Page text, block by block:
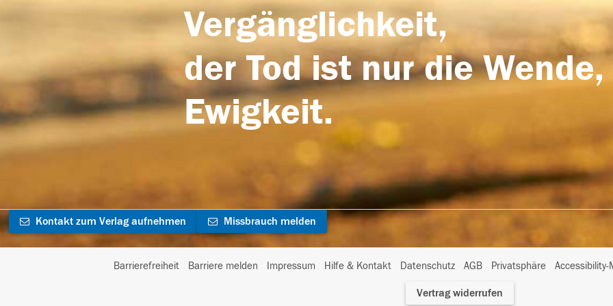
Vergänglichkeit,
der Tod ist nur die
Ewigkeit.
Kontakt zum Verlag aufnehmen Missbrauch melden
Barrierefreiheit Barriere melden Impressum Hilfe & Kontakt Datenschutz AGB Privatsphäre
I
Vertrag widerrufen